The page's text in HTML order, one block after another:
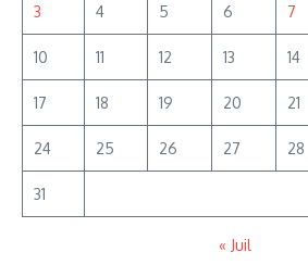
3 4 5 6 7
10 11 12 13 14
17 18 19 20 21
24 25 26 27 28
31
« Juil